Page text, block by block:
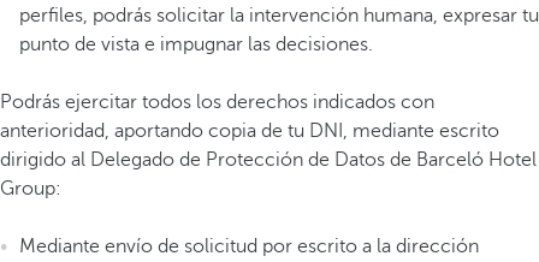
perfiles, podrás solicitar la intervención humana, expresar tu
punto de vista e impugnar las decisiones.
Podrás ejercitar todos los derechos indicados con
anterioridad, aportando copia de tu DNI, mediante escrito
dirigido al Delegado de Protección de Datos de Barceló Hotel
Group:
Mediante envío de solicitud por escrito a la dirección